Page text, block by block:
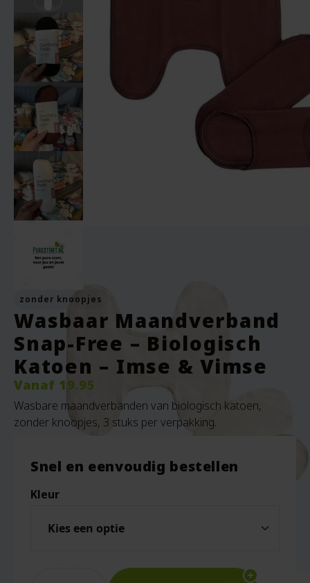
zonder knoopjes
Wasbaar Maandverband
Snap-Free – Biologisch
Katoen – Imse & Vimse
Vanaf 19.95
Wasbare maandverbanden van biologisch katoen,
zonder knoopjes, 3 stuks per verpakking.
Snel en eenvoudig bestellen
Kleur